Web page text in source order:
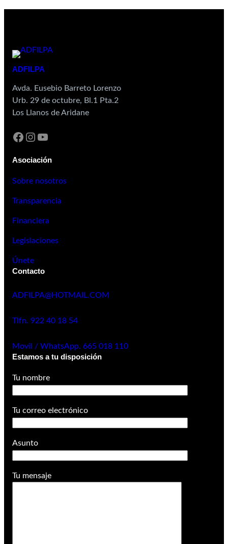
ADFILPA
Avda. Eusebio Barreto Lorenzo
Urb. 29 de octubre, Bl.1 Pta.2
Los Llanos de Aridane
Asociación
Sobre nosotros
Transparencia
Financiera
Legislaciones
Únete
Contacto
ADFILPA@HOTMAIL.COM
Tlfn. 922 40 18 54
Movil / WhatsApp. 665 018 110
Estamos a tu disposición
Tu nombre
Tu correo electrónico
Asunto
Tu mensaje